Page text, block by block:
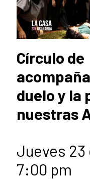
Círculo de
duelo y la
nuestras
Jueves
7:00 pm